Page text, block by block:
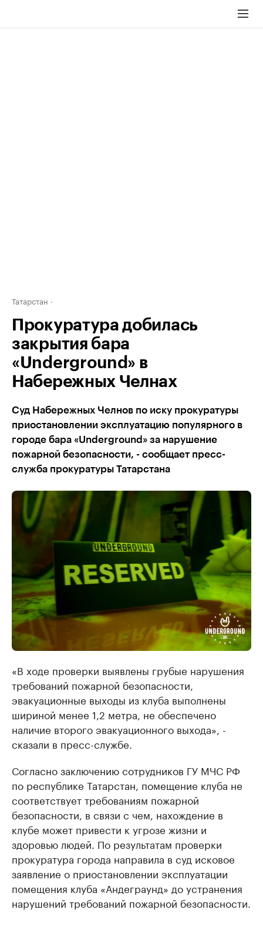
Татарстан
Прокуратура добилась
закрытия бара
«Underground» в
Набережных Челнах
Суд Набережных Челнов по иску прокуратуры
приостановлении эксплуатацию популярного в
городе бара «Underground» за нарушение
пожарной безопасности, - сообщает пресс-
служба прокуратуры Татарстана
«В ходе проверки выявлены грубые нарушения
требований пожарной безопасности,
эвакуационные выходы из клуба выполнены
шириной менее 1,2 метра, не обеспечено
наличие второго эвакуационного выхода», -
сказали в пресс-службе.
Согласно заключению сотрудников ГУ МЧС РФ
по республике Татарстан, помещение клуба не
соответствует требованиям пожарной
безопасности, в связи с чем, нахождение в
клубе может привести к угрозе жизни и
здоровью людей. По результатам проверки
прокуратура города направила в суд исковое
заявление о приостановлении эксплуатации
помещения клуба «Андеграунд» до устранения
нарушений требований пожарной безопасности.